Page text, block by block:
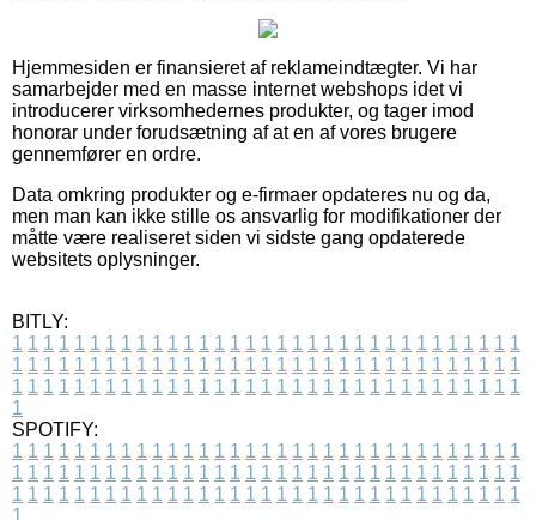
Hjemmesiden er finansieret af reklameindtægter. Vi har
samarbejder med en masse internet webshops idet vi
introducerer virksomhedernes produkter, og tager imod
honorar under forudsætning af at en af vores brugere
gennemfører en ordre.
Data omkring produkter og e-firmaer opdateres nu og da,
men man kan ikke stille os ansvarlig for modifikationer der
måtte være realiseret siden vi sidste gang opdaterede
websitets oplysninger.
BITLY:
1 1 1 1 1 1 1 1 1 1 1 1 1 1 1 1 1 1 1 1 1 1 1 1 1 1 1 1 1 1 1 1 1
1 1 1 1 1 1 1 1 1 1 1 1 1 1 1 1 1 1 1 1 1 1 1 1 1 1 1 1 1 1 1 1 1
1 1 1 1 1 1 1 1 1 1 1 1 1 1 1 1 1 1 1 1 1 1 1 1 1 1 1 1 1 1 1 1 1
1
SPOTIFY:
1 1 1 1 1 1 1 1 1 1 1 1 1 1 1 1 1 1 1 1 1 1 1 1 1 1 1 1 1 1 1 1 1
1 1 1 1 1 1 1 1 1 1 1 1 1 1 1 1 1 1 1 1 1 1 1 1 1 1 1 1 1 1 1 1 1
1 1 1 1 1 1 1 1 1 1 1 1 1 1 1 1 1 1 1 1 1 1 1 1 1 1 1 1 1 1 1 1 1
1